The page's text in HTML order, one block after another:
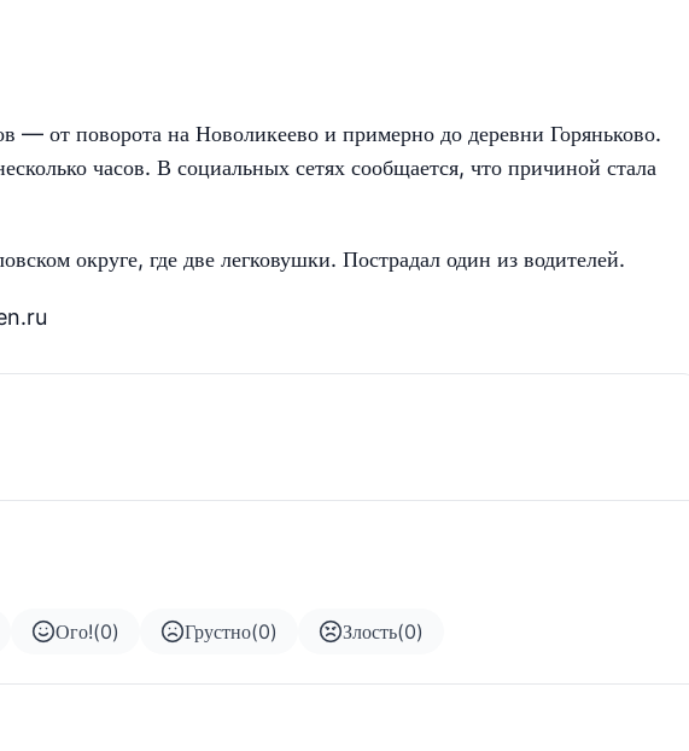
— от поворота на Новоликеево и примерно до деревни Горяньково.
часов. В социальных сетях сообщается, что причиной стала
округе, где две легковушки. Пострадал один из водителей.
Ого!(0) Грустно(0) Злость(0)